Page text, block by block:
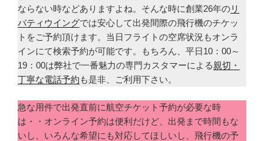
ならない時などありますよね。そんな時に創業26年のリ
バティウイングでは安心して出発間際の飛行機のチケッ
トをご予約頂けます。当日フライトの空席状況もオンラ
インにて検索予約が可能です。もちろん、平日10：00～
19：00は弊社で一番魅力の専門カスタマーによる親切・
丁寧な電話予約 も是非、ご利用下さい。
急な用件で出発直前に航空チケット予約が必要な時
は・・オンライン予約は便利だけど、出発まで時間もな
いし、いろんな希望にも対応してほしいし、飛行機の予